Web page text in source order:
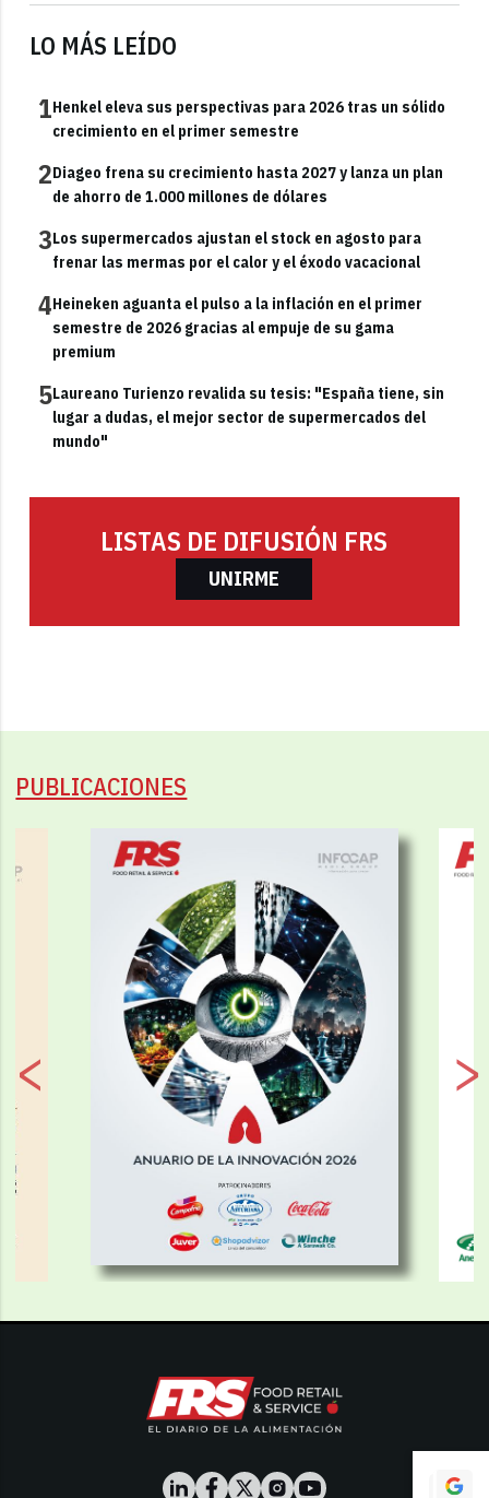
LO MÁS LEÍDO
1Henkel eleva sus perspectivas para 2026 tras un sólido
crecimiento en el primer semestre
2Diageo frena su crecimiento hasta 2027 y lanza un plan
de ahorro de 1.000 millones de dólares
3Los supermercados ajustan el stock en agosto para
frenar las mermas por el calor y el éxodo vacacional
4Heineken aguanta el pulso a la inflación en el primer
semestre de 2026 gracias al empuje de su gama
premium
5Laureano Turienzo revalida su tesis: "España tiene, sin
lugar a dudas, el mejor sector de supermercados del
mundo"
LISTAS DE DIFUSIÓN FRS
UNIRME
PUBLICACIONES